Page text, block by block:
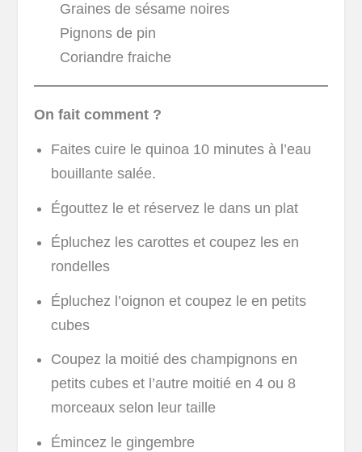
Graines de sésame noires
Pignons de pin
Coriandre fraiche
On fait comment ?
Faites cuire le quinoa 10 minutes à l’eau
bouillante salée.
Égouttez le et réservez le dans un plat
Épluchez les carottes et coupez les en
rondelles
Épluchez l’oignon et coupez le en petits
cubes
Coupez la moitié des champignons en
petits cubes et l’autre moitié en 4 ou 8
morceaux selon leur taille
Émincez le gingembre